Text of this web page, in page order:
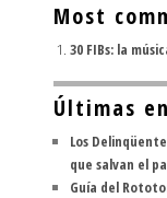
Most
30 FIBs: la
Últimas
Los
que salvan el
Guía del